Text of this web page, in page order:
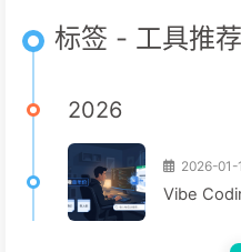
标签 - 工具推荐
2026
2026-01-
Vibe